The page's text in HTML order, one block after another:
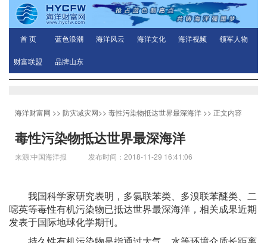
首 页 蓝色浪潮 海洋风云 海洋文化 海洋视频 领军人物
财富联盟 品牌山东
海洋财富网 >> 防灾减灾网>> 毒性污染物抵达世界最深海洋 >> 正文内容
毒性污染物抵达世界最深海洋
来源:中国海洋报 发布时间：2018-11-29 16:41:06
我国科学家研究表明，多氯联苯类、多溴联苯醚类、二
噁英等毒性有机污染物已抵达世界最深海洋，相关成果近期
发表于国际地球化学期刊。